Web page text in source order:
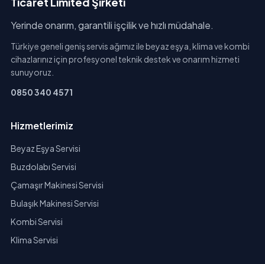
Yerinde onarım, garantili işçilik ve hızlı müdahale.
Türkiye geneli geniş servis ağımız ile beyaz eşya, klima ve kombi
cihazlarınız için profesyonel teknik destek ve onarım hizmeti
sunuyoruz.
0850 340 4571
Hizmetlerimiz
Beyaz Eşya Servisi
Buzdolabı Servisi
Çamaşır Makinesi Servisi
Bulaşık Makinesi Servisi
Kombi Servisi
Klima Servisi